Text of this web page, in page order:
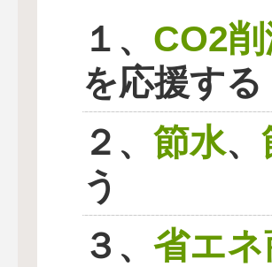
１、 CO2
を応援する
２、 節水、
う
３、 省エネ